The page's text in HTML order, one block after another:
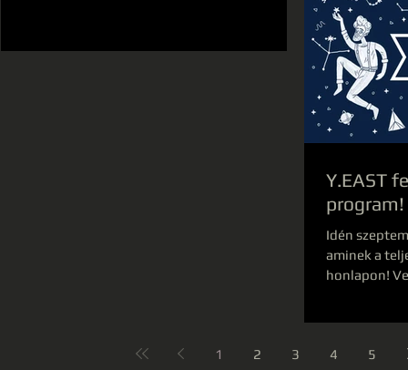
Y.EAST
program!
Idén
aminek a
honlapon!
1 2 3 4 5